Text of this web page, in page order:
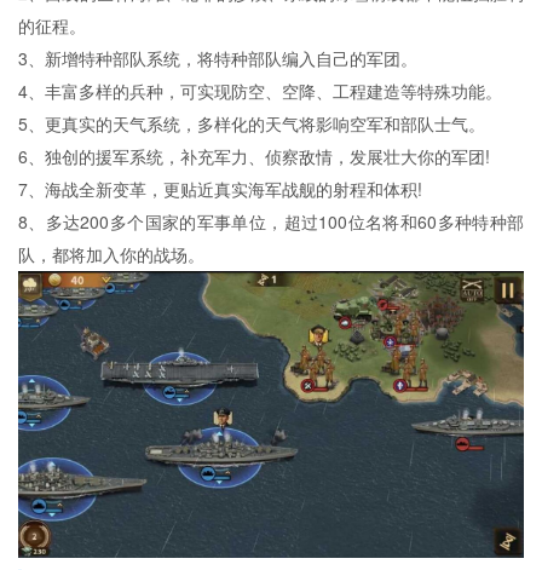
的征程。
3、新增特种部队系统，将特种部队编入自己的军团。
4、丰富多样的兵种，可实现防空、空降、工程建造等特殊功能。
5、更真实的天气系统，多样化的天气将影响空军和部队士气。
6、独创的援军系统，补充军力、侦察敌情，发展壮大你的军团!
7、海战全新变革，更贴近真实海军战舰的射程和体积!
8、多达200多个国家的军事单位，超过100位名将和60多种特种部
队，都将加入你的战场。